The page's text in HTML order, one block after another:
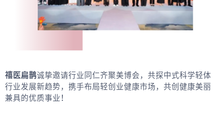
禧医扁鹊诚挚邀请行业同仁齐聚美博会，共探中式科学轻体
行业发展新趋势，携手布局轻创业健康市场，共创健康美丽
兼具的优质事业！